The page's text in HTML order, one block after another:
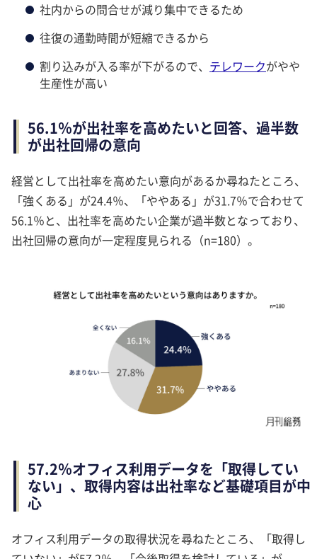
社内からの問合せが減り集中できるため
往復の通勤時間が短縮できるから
割り込みが入る率が下がるので、 テレワークがやや
生産性が高い
56.1％が出社率を高めたいと回答、過半数
が出社回帰の意向
経営として出社率を高めたい意向があるか尋ねたところ、
「強くある」が24.4％、「ややある」が31.7％で合わせて
56.1％と、出社率を高めたい企業が過半数となっており、
出社回帰の意向が一定程度見られる（n=180）。
57.2％オフィス利用データを「取得してい
ない」、取得内容は出社率など基礎項目が中
心
オフィス利用データの取得状況を尋ねたところ、「取得し